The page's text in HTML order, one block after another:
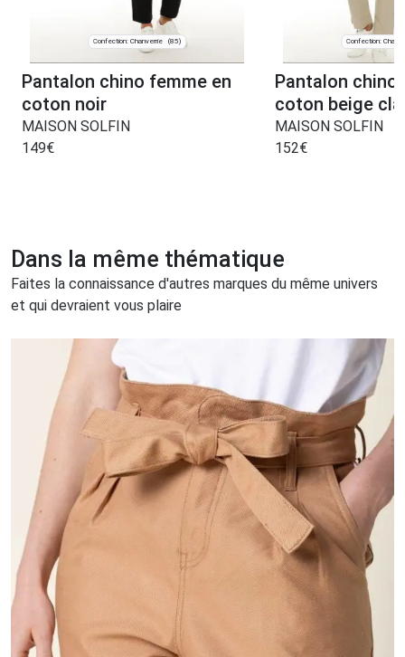
Confection: Chanverrie (85)
Pantalon chino femme en
coton noir
MAISON SOLFIN
149€
Confection:
Pantalon chino
coton beige
MAISON SOLFIN
152€
Dans la même thématique
Faites la connaissance d'autres marques du même univers
et qui devraient vous plaire